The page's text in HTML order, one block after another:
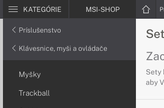
KATEGÓRIE MSI-SHOP
Príslušenstvo
Klávesnice, myši a ovládače
Myšky
Trackball
Sety
aby